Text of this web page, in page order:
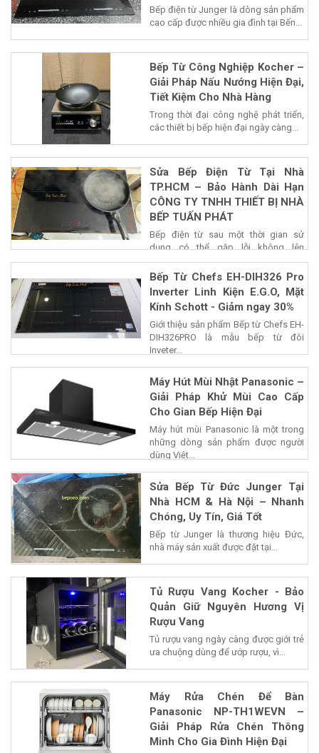
Bếp điện từ Junger là dòng sản phẩm
cao cấp được nhiều gia đình tại Bến...
Bếp Từ Công Nghiệp Kocher –
Giải Pháp Nấu Nướng Hiện Đại,
Tiết Kiệm Cho Nhà Hàng
Trong thời đại công nghệ phát triển,
các thiết bị bếp hiện đại ngày càng...
Sửa Bếp Điện Từ Tại Nhà
TP.HCM – Bảo Hành Dài Hạn
CÔNG TY TNHH THIẾT BỊ NHÀ
BẾP TUẤN PHÁT
Bếp điện từ sau một thời gian sử
dụng có thể gặp lỗi không lên
nguồn,...
Bếp Từ Chefs EH-DIH326 Pro
Inverter Linh Kiện E.G.O, Mặt
Kính Schott - Giảm ngay 30%
Giới thiệu sản phẩm Bếp từ Chefs EH-
DIH326PRO là mẫu bếp từ đôi
Inveter...
Máy Hút Mùi Nhật Panasonic –
Giải Pháp Khử Mùi Cao Cấp
Cho Gian Bếp Hiện Đại
Máy hút mùi Panasonic là một trong
những dòng sản phẩm được người
dùng Việt...
Sửa Bếp Từ Đức Junger Tại
Nhà HCM & Hà Nội – Nhanh
Chóng, Uy Tín, Giá Tốt
Bếp từ Junger là thương hiệu Đức,
nhà máy sản xuất được đặt tại...
Tủ Rượu Vang Kocher - Bảo
Quản Giữ Nguyên Hương Vị
Rượu Vang
Tủ rượu vang ngày càng được giới trẻ
ưa chuộng dùng để ướp rượu, vì...
Máy Rửa Chén Để Bàn
Panasonic NP-TH1WEVN –
Giải Pháp Rửa Chén Thông
Minh Cho Gia Đình Hiện Đại